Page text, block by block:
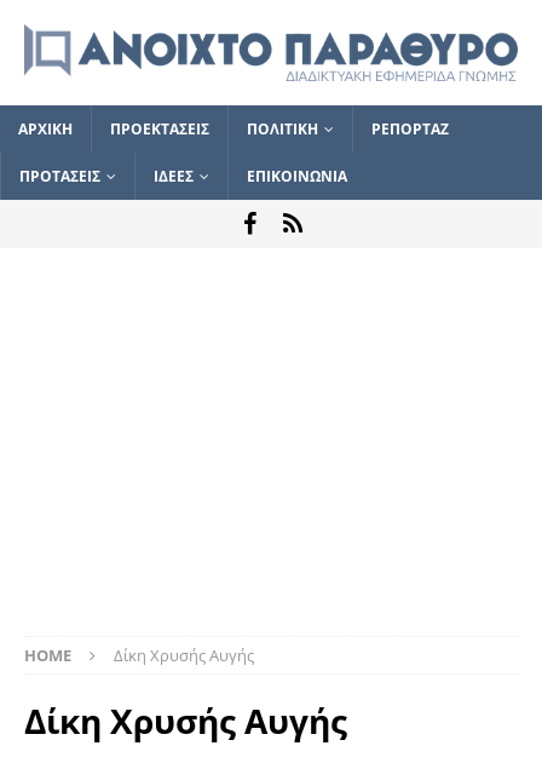
ΑΡΧΙΚΗ ΠΡΟΕΚΤΑΣΕΙΣ ΠΟΛΙΤΙΚΗ ΡΕΠΟΡΤΑΖ
ΠΡΟΤΑΣΕΙΣ ΙΔΕΕΣ ΕΠΙΚΟΙΝΩΝΙΑ
HOME Δίκη Χρυσής Αυγής
Δίκη Χρυσής Αυγής